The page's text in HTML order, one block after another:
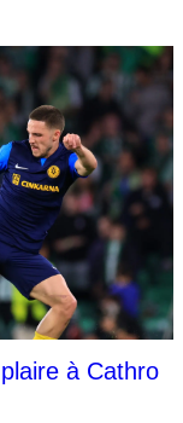
à Cathro